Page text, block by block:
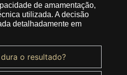
de amamentação,
utilizada. A decisão
detalhadamente em
o resultado?